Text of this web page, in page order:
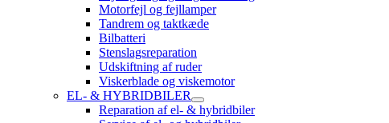
Motorfejl og fejllamper
Tandrem og taktkæde
Bilbatteri
Stenslagsreparation
Udskiftning af ruder
Viskerblade og viskemotor
EL- & HYBRIDBILER
Reparation af el- & hybridbiler